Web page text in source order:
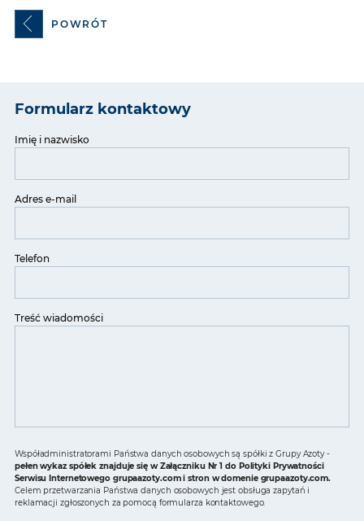
POWRÓT
Formularz kontaktowy
Imię i nazwisko
Adres e-mail
Telefon
Treść wiadomości
Współadministratorami Państwa danych osobowych są spółki z Grupy Azoty -
pełen wykaz spółek znajduje się w Załączniku Nr 1 do Polityki Prywatności
Serwisu Internetowego grupaazoty.com i stron w domenie grupaazoty.com.
Celem przetwarzania Państwa danych osobowych jest obsługa zapytań i
reklamacji zgłoszonych za pomocą formularza kontaktowego.